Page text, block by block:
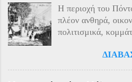
Η περιοχή του
πλέον ανθηρά,
πολιτισμικά,
40% του
με τους Αρμένιους
στην οικονομική